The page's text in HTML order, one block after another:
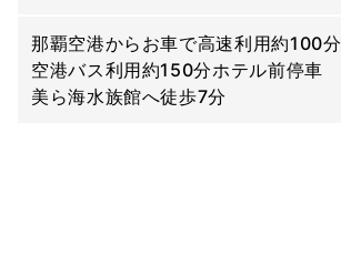
那覇空港からお車で高速利用約100分
空港バス利用約150分ホテル前停車
美ら海水族館へ徒歩7分